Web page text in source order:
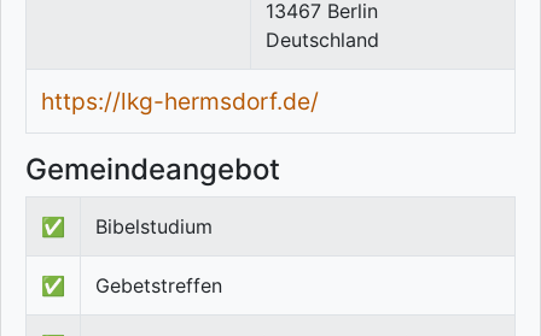
13467 Berlin
Deutschland
https://lkg-hermsdorf.de/
Gemeindeangebot
✅ Bibelstudium
✅ Gebetstreffen